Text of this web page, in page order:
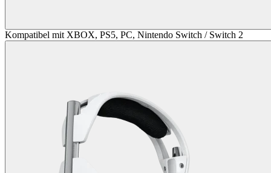
Kompatibel mit XBOX, PS5, PC, Nintendo Switch / Switch 2